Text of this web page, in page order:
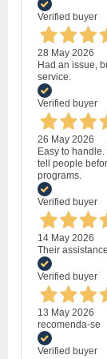
Verified buyer
28 May 2026
Had an issue,
service.
Verified buyer
26 May 2026
Easy to
tell people
programs.
Verified buyer
14 May 2026
Their
Verified buyer
13 May 2026
recomenda-se
Verified buyer